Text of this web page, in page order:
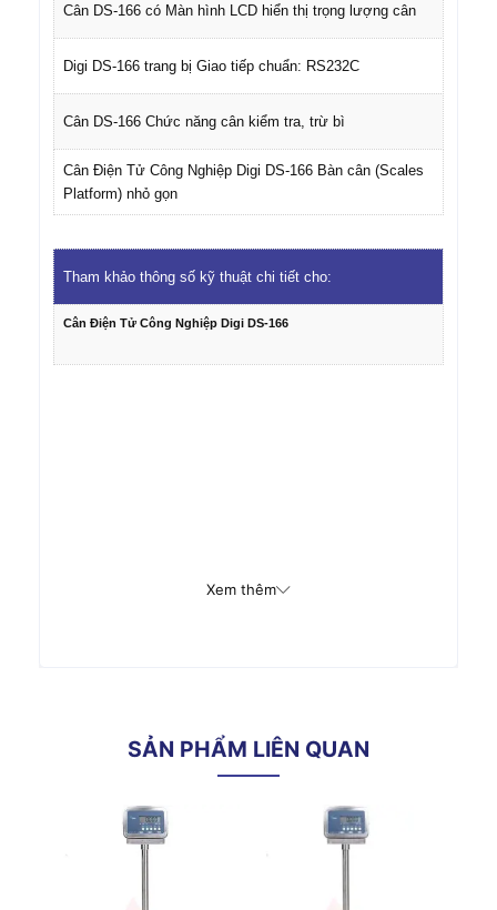
Cân DS-166 có Màn hình LCD hiển thị trọng lượng cân
Digi DS-166 trang bị Giao tiếp chuẩn: RS232C
Cân DS-166 Chức năng cân kiểm tra, trừ bì
Cân Điện Tử Công Nghiệp Digi DS-166 Bàn cân (Scales
Platform) nhỏ gọn
Tham khảo thông số kỹ thuật chi tiết cho:
Cân Điện Tử Công Nghiệp Digi DS-166
Xem thêm
SẢN PHẨM LIÊN QUAN